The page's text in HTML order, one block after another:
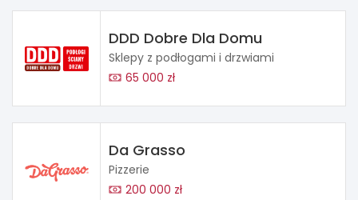
DDD Dobre Dla Domu
Sklepy z podłogami i drzwiami
65 000 zł
Da Grasso
Pizzerie
200 000 zł